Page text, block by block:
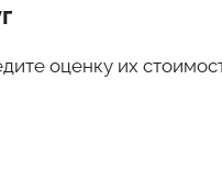
оценку их